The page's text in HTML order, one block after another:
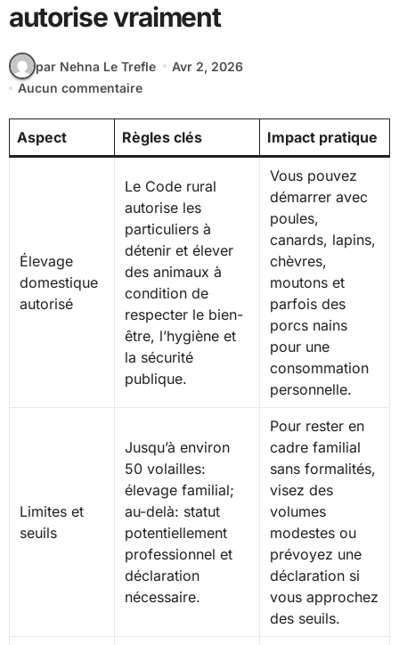
autorise vraiment
par Nehna Le Trefle
Avr 2, 2026
Aucun commentaire
Aspect Règles clés Impact pratique
Élevage
domestique
autorisé
Le Code rural
autorise les
particuliers à
détenir et élever
des animaux à
condition de
respecter le bien-
être, l’hygiène et
la sécurité
publique.
Vous pouvez
démarrer avec
poules,
canards, lapins,
chèvres,
moutons et
parfois des
porcs nains
pour une
consommation
personnelle.
Limites et
seuils
Jusqu’à environ
50 volailles:
élevage familial;
au-delà: statut
potentiellement
professionnel et
déclaration
nécessaire.
Pour rester en
cadre familial
sans formalités,
visez des
volumes
modestes ou
prévoyez une
déclaration si
vous approchez
des seuils.